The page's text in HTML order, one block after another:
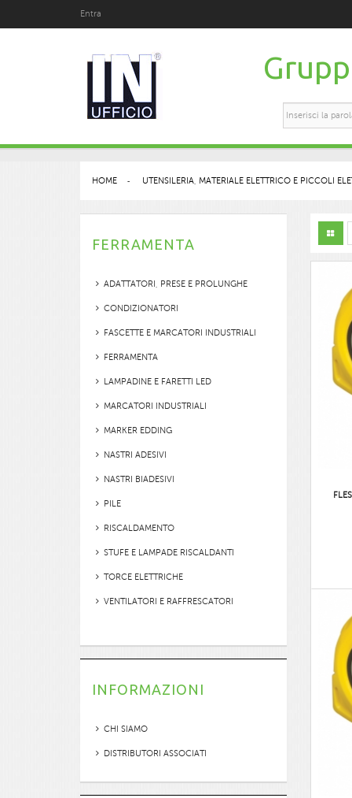
Entra
HOME > UTENSILERIA, MATERIALE ELETTRICO E PICCOLI
FERRAMENTA
ADATTATORI, PRESE E PROLUNGHE
CONDIZIONATORI
FASCETTE E MARCATORI INDUSTRIALI
FERRAMENTA
LAMPADINE E FARETTI LED
MARCATORI INDUSTRIALI
MARKER EDDING
NASTRI ADESIVI
NASTRI BIADESIVI
PILE
RISCALDAMENTO
STUFE E LAMPADE RISCALDANTI
TORCE ELETTRICHE
VENTILATORI E RAFFRESCATORI
INFORMAZIONI
CHI SIAMO
DISTRIBUTORI ASSOCIATI